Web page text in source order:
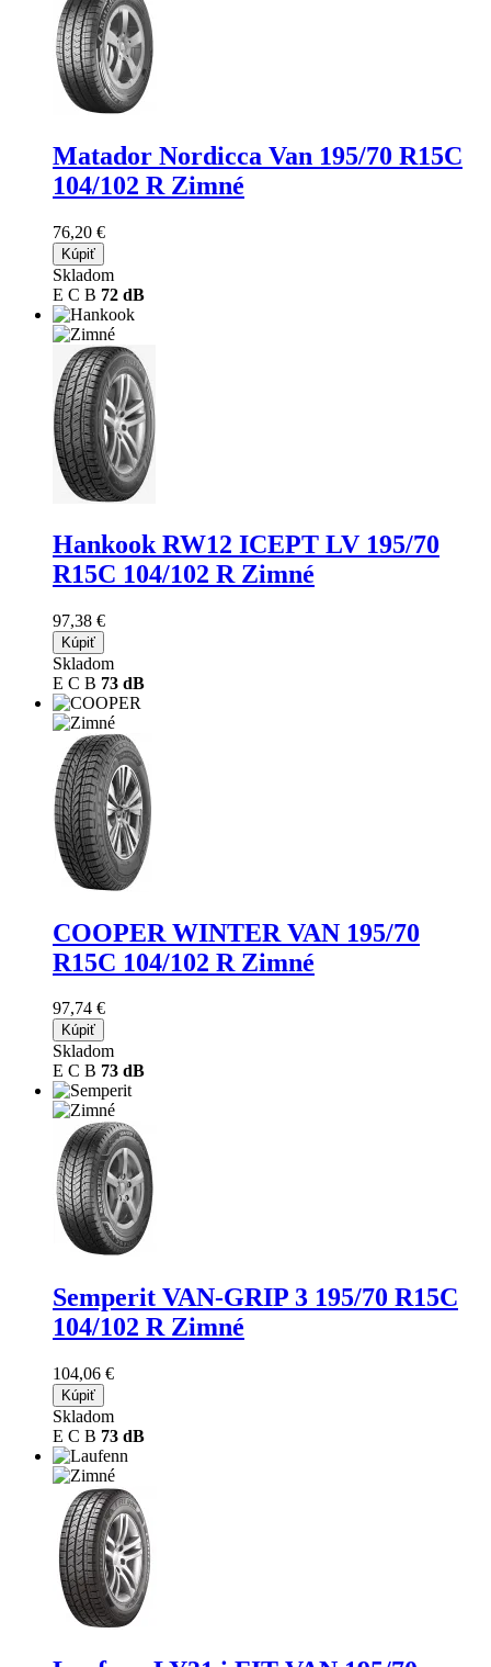
Matador Nordicca Van 195/70 R15C
104/102 R Zimné
76,20 €
Kúpiť
Skladom
E C B 72 dB
Hankook RW12 ICEPT LV 195/70
R15C 104/102 R Zimné
97,38 €
Kúpiť
Skladom
E C B 73 dB
COOPER WINTER VAN 195/70
R15C 104/102 R Zimné
97,74 €
Kúpiť
Skladom
E C B 73 dB
Semperit VAN-GRIP 3 195/70 R15C
104/102 R Zimné
104,06 €
Kúpiť
Skladom
E C B 73 dB